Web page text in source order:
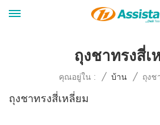
ถุงชาทรงสี่เ
คุณอยู่ใน : / บ้าน / ถุงช
ถุงชาทรงสี่เหลี่ยม